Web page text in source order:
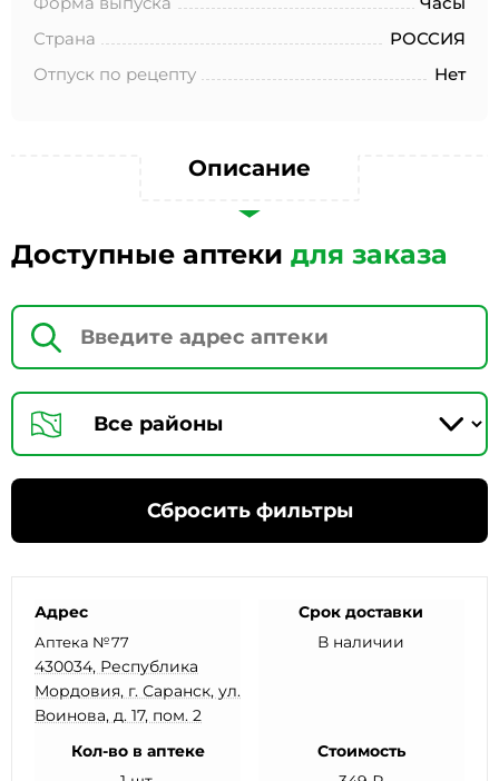
Страна
РОССИЯ
Отпуск по рецепту
Нет
Описание
Доступные аптеки для заказа
Сбросить фильтры
Адрес
Аптека №77
430034, Республика
Мордовия, г. Саранск, ул.
Воинова, д. 17, пом. 2
Срок доставки
В наличии
Кол-во в аптеке
Стоимость
целей, определенных в Согласии на обработку